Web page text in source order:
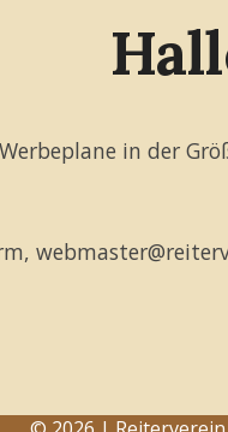
in der